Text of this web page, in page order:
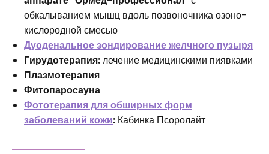
обкалыванием мышц вдоль позвоночника озоно-
кислородной смесью
Дуоденальное зондирование желчного пузыря
Гирудотерапия:лечение медицинскими пиявками
Плазмотерапия
Фитопаросауна
Фототерапия для обширных форм
заболеваний кожи: Кабинка Псоролайт